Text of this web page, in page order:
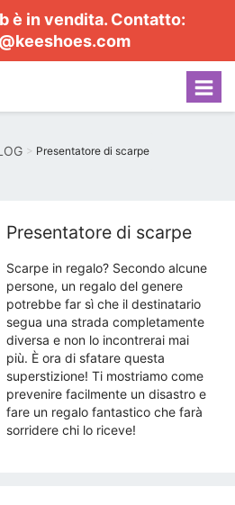
è in vendita. Contatto:
Presentatore di scarpe
Presentatore di scarpe
Scarpe in regalo? Secondo alcune
persone, un regalo del genere
potrebbe far sì che il destinatario
segua una strada completamente
diversa e non lo incontrerai mai
più. È ora di sfatare questa
superstizione! Ti mostriamo come
prevenire facilmente un disastro e
fare un regalo fantastico che farà
sorridere chi lo riceve!